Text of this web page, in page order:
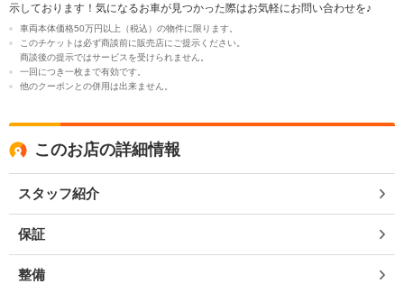
示しております！気になるお車が見つかった際はお気軽にお問い合わせを♪
車両本体価格50万円以上（税込）の物件に限ります。
このチケットは必ず商談前に販売店にご提示ください。
商談後の提示ではサービスを受けられません。
一回につき一枚まで有効です。
他のクーポンとの併用は出来ません。
このお店の詳細情報
スタッフ紹介
保証
整備